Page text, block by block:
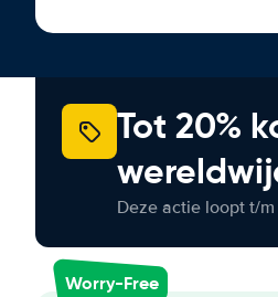
Tot 20%
Deze actie loopt t/
Worry-Free